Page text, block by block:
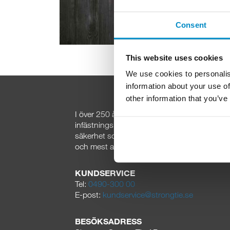
Consent
This website uses cookies
We use cookies to
information about your use
other information that
I över 250 år har Gunnebo Fastening
infästningslösningar för den professionella
säkerhet som ledstjärnor i vår utveckling
och mest aktade varumärken skapats.
KUNDSERVICE
Tel: 0490-300 00
E-post: kundservice@strongtie.se
BESÖKSADRESS